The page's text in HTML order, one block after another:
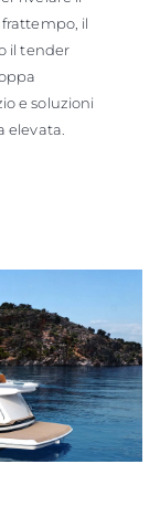
il
il tender
e soluzioni
elevata.